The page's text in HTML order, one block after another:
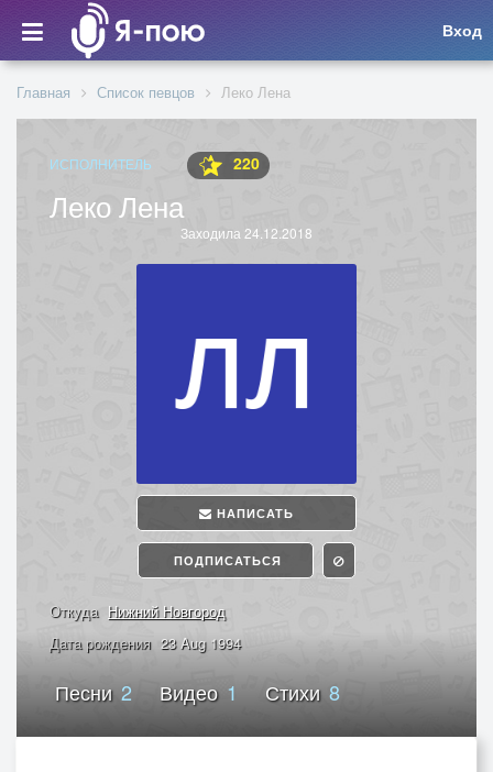
Вход
Главная Список певцов Леко Лена
ИСПОЛНИТЕЛЬ 220
Леко Лена
Заходила 24.12.2018
НАПИСАТЬ
ПОДПИСАТЬСЯ
Откуда Нижний Новгород
Дата рождения 23 Aug 1994
Песни2 Видео1 Стихи8